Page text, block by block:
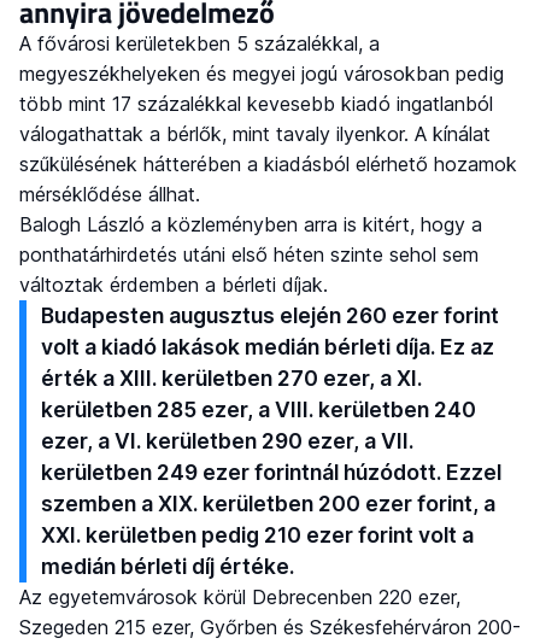
annyira jövedelmező
A fővárosi kerületekben 5 százalékkal, a
megyeszékhelyeken és megyei jogú városokban pedig
több mint 17 százalékkal kevesebb kiadó ingatlanból
válogathattak a bérlők, mint tavaly ilyenkor. A kínálat
szűkülésének hátterében a kiadásból elérhető hozamok
mérséklődése állhat.
Balogh László a közleményben arra is kitért, hogy a
ponthatárhirdetés utáni első héten szinte sehol sem
változtak érdemben a bérleti díjak.
Budapesten augusztus elején 260 ezer forint
volt a kiadó lakások medián bérleti díja. Ez az
érték a XIII. kerületben 270 ezer, a XI.
kerületben 285 ezer, a VIII. kerületben 240
ezer, a VI. kerületben 290 ezer, a VII.
kerületben 249 ezer forintnál húzódott. Ezzel
szemben a XIX. kerületben 200 ezer forint, a
XXI. kerületben pedig 210 ezer forint volt a
medián bérleti díj értéke.
Az egyetemvárosok körül Debrecenben 220 ezer,
Szegeden 215 ezer, Győrben és Székesfehérváron 200-